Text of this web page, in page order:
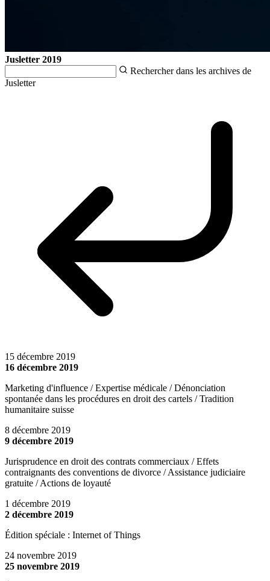
Jusletter 2019
Rechercher dans les archives de
Jusletter
15 décembre 2019
16 décembre 2019
Marketing d'influence / Expertise médicale / Dénonciation
spontanée dans les procédures en droit des cartels / Tradition
humanitaire suisse
8 décembre 2019
9 décembre 2019
Jurisprudence en droit des contrats commerciaux / Effets
contraignants des conventions de divorce / Assistance judiciaire
gratuite / Actions de loyauté
1 décembre 2019
2 décembre 2019
Édition spéciale : Internet of Things
24 novembre 2019
25 novembre 2019